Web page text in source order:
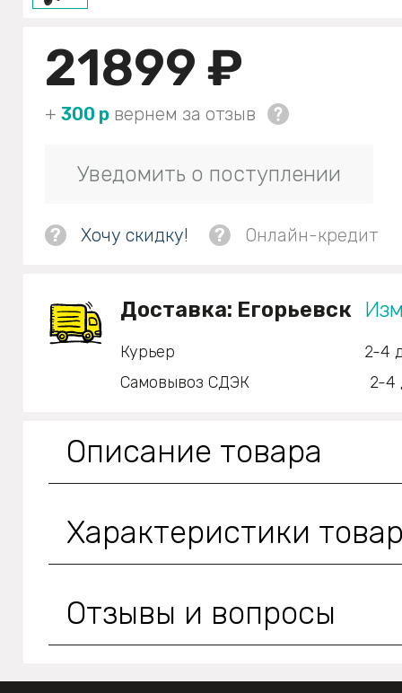
21899 ₽
+ 300 р вернем за отзыв
Уведомить о поступлении
? Хочу скидку! ? Онлайн-кредит
Доставка: Егорьевск
Курьер
2-4
Самовывоз СДЭК
2-4
Описание товара
Характеристики
Отзывы и вопросы